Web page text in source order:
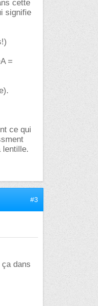
cette
signifie
=
ce qui
lentille.
#3
dans